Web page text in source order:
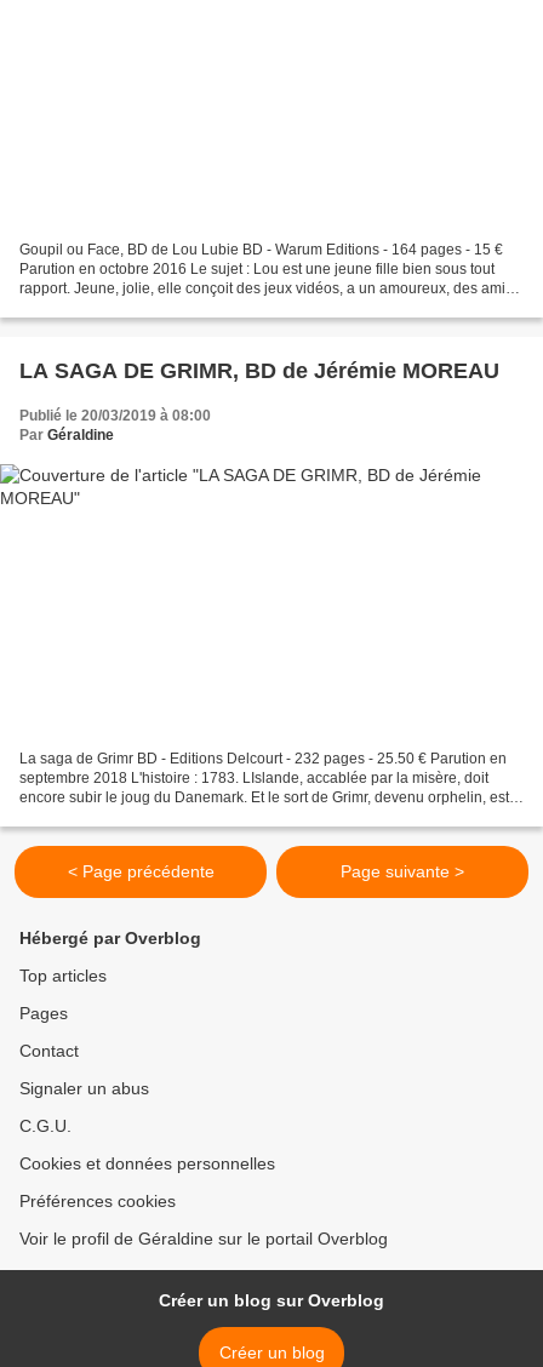
Goupil ou Face, BD de Lou Lubie BD - Warum Editions - 164 pages - 15 €
Parution en octobre 2016 Le sujet : Lou est une jeune fille bien sous tout
rapport. Jeune, jolie, elle conçoit des jeux vidéos, a un amoureux, des amis,
LA SAGA DE GRIMR, BD de Jérémie MOREAU
Publié le 20/03/2019 à 08:00
Par Géraldine
La saga de Grimr BD - Editions Delcourt - 232 pages - 25.50 € Parution en
septembre 2018 L'histoire : 1783. LIslande, accablée par la misère, doit
encore subir le joug du Danemark. Et le sort de Grimr, devenu orphelin, est
< Page précédente Page suivante >
Hébergé par Overblog
Top articles
Pages
Contact
Signaler un abus
C.G.U.
Cookies et données personnelles
Préférences cookies
Voir le profil de Géraldine sur le portail Overblog
Créer un blog sur Overblog
Créer un blog